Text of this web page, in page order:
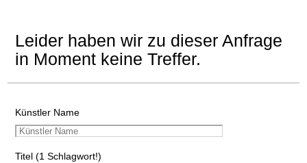
Leider haben wir zu dieser Anfrage
in Moment keine Treffer.
Künstler Name
Titel (1 Schlagwort!)